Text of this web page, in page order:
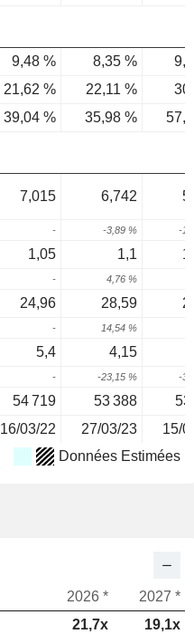
9,48 % 8,35 %
21,62 % 22,11 %
39,04 % 35,98 %
7,015 6,742
- -3,89 % -
1,05 1,1
- 4,76 %
24,96 28,59
- 14,54 %
5,4 4,15
- -23,15 % -
54 719 53 388
53
16/03/22 27/03/23 15/
Données Estimées
2026 *
2027 *
21,7x 19,1x